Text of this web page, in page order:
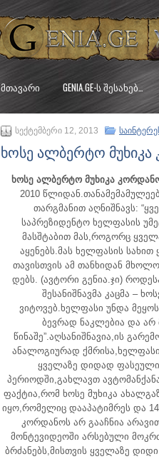
ᲛᲗᲐᲕᲐᲠᲘ GENIA.GE-Ს ᲨᲔᲡᲐᲮᲔᲑ…
სექტემბერი 12, 2013
ხოსე ალბერტო
ხოსე ალბერტო მუხიკა
2010
თარგმანით აღნიშნავს:
საპრეზიდენტო ხელფასის
მასშტაბით მას,როგორც
აყენებს.მას ხელფასის
თავისთვის ამ თანხიდან
დებს. (ავტორი გენია.ჯი)
შესანიშნავმა კაცმა –
ვიტოვებ.ხელფასი უნდა
ბევრად ნაკლებია და არ
წინაშე”.აღსანიშნავია,ის
ანალოგიურად
ყველაზე დიდად ფასეული
პერიოდში,გახლავთ
ფაქტია,რომ ხოსე მუხიკა
იყო,რომელიც დააპატიმრეს და
კორდანოს არ გააჩნია
მონტევიდეოში არსებული
ბრძანებს,მისთვის ყველაზე